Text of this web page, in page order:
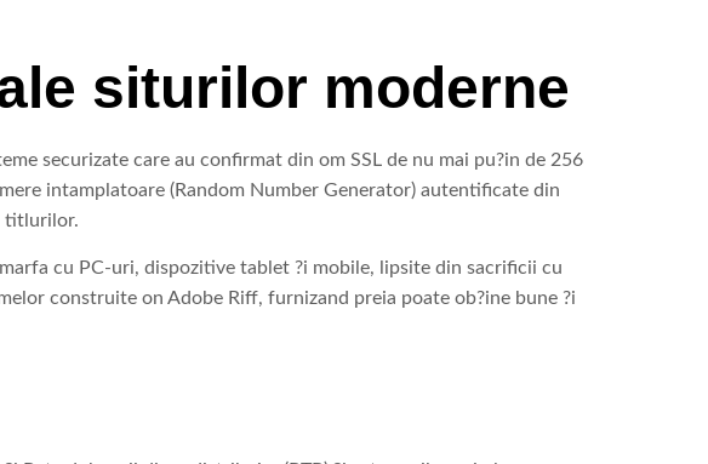
siturilor moderne
securizate care au confirmat din om SSL de nu mai pu?in de 256
intamplatoare (Random Number Generator) autentificate din
titlurilor.
cu PC-uri, dispozitive tablet ?i mobile, lipsite din sacrificii cu
construite on Adobe Riff, furnizand preia poate ob?ine bune ?i